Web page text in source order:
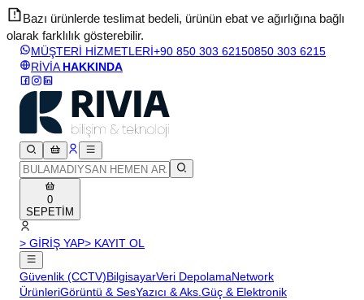
Bazı ürünlerde teslimat bedeli, ürünün ebat ve ağırlığına bağlı
olarak farklılık gösterebilir.
MÜŞTERİ HİZMETLERİ+90 850 303 62150850 303 6215
RİVİA HAKKINDA
0
SEPETİM
> GİRİŞ YAP> KAYIT OL
Güvenlik (CCTV)BilgisayarVeri DepolamaNetwork
ÜrünleriGörüntü & SesYazıcı & Aks.Güç & Elektronik